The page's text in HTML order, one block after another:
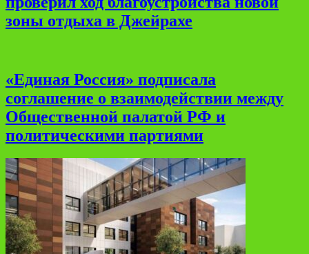
зоны отдыха в Джейрахе
«Единая Россия» подписала
соглашение о взаимодействии между
Общественной палатой РФ и
политическими партиями